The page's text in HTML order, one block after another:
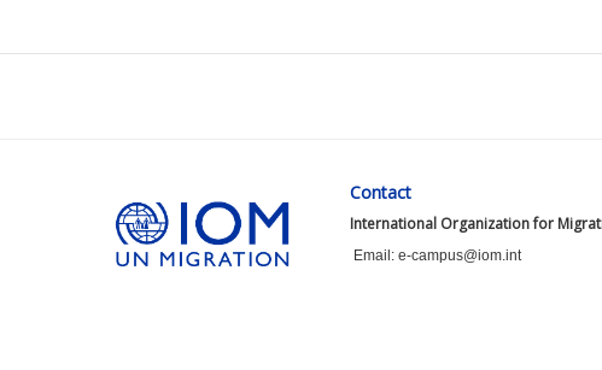
Contact
International Organization for
Email: e-campus@iom.int